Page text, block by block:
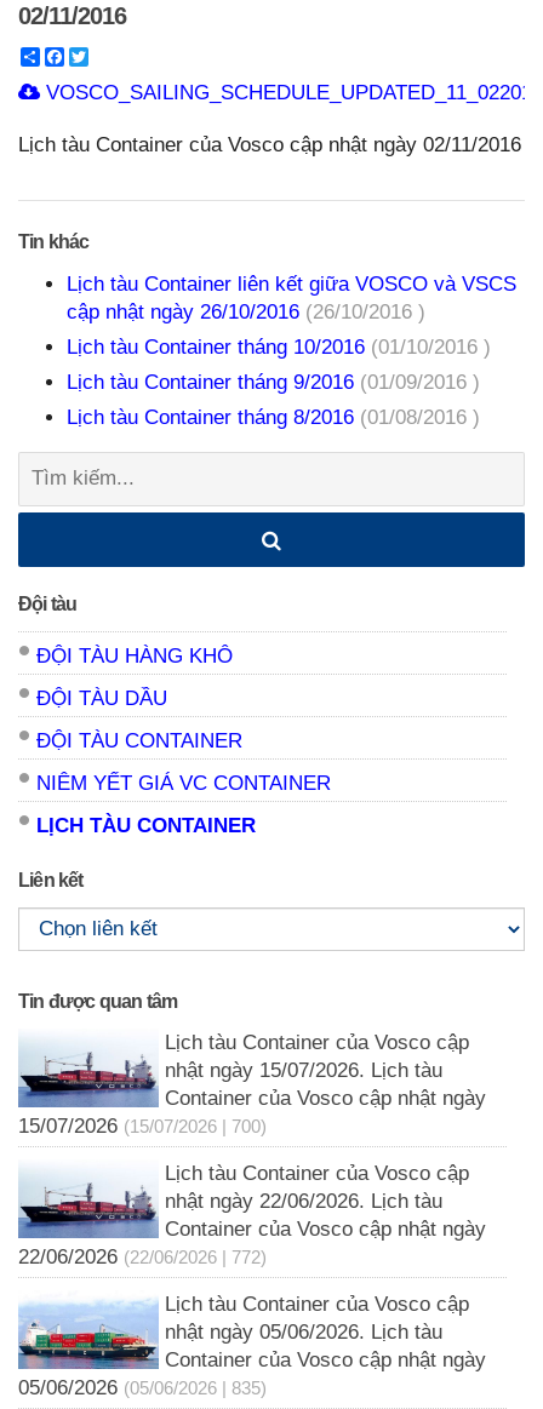
02/11/2016
ShareFacebook
Lịch tàu Container của Vosco cập nhật ngày 02/11/2016
Tin khác
Lịch tàu Container liên kết giữa VOSCO và VSCS
cập nhật ngày 26/10/2016 (26/10/2016 )
Lịch tàu Container tháng 10/2016 (01/10/2016 )
Lịch tàu Container tháng 9/2016 (01/09/2016 )
Lịch tàu Container tháng 8/2016 (01/08/2016 )
Tìm
Đội tàu
ĐỘI TÀU HÀNG KHÔ
ĐỘI TÀU DẦU
ĐỘI TÀU CONTAINER
NIÊM YẾT GIÁ VC CONTAINER
LỊCH TÀU CONTAINER
Liên kết
Tin được quan tâm
Lịch tàu Container của Vosco cập
nhật ngày 15/07/2026. Lịch tàu
Container của Vosco cập nhật ngày
15/07/2026 (15/07/2026 | 700)
Lịch tàu Container của Vosco cập
nhật ngày 22/06/2026. Lịch tàu
Container của Vosco cập nhật ngày
22/06/2026 (22/06/2026 | 772)
Lịch tàu Container của Vosco cập
nhật ngày 05/06/2026. Lịch tàu
Container của Vosco cập nhật ngày
05/06/2026 (05/06/2026 | 835)